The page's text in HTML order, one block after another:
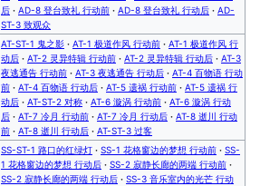
后 · AD-8 登台致礼 行动前 · AD-8 登台致礼 行动后 · AD-
ST-3 致观众
AT-ST-1 鬼之影 · AT-1 极道作风 行动前 · AT-1 极道作风 行
动后 · AT-2 灵异特辑 行动前 · AT-2 灵异特辑 行动后 · AT-3
夜逃通告 行动前 · AT-3 夜逃通告 行动后 · AT-4 百物语 行动
前 · AT-4 百物语 行动后 · AT-5 遗祸 行动前 · AT-5 遗祸 行
动后 · AT-ST-2 对称 · AT-6 漩涡 行动前 · AT-6 漩涡 行动
后 · AT-7 冷月 行动前 · AT-7 冷月 行动后 · AT-8 逝川 行动
前 · AT-8 逝川 行动后 · AT-ST-3 过客
SS-ST-1 路口的红绿灯 · SS-1 花格窗边的梦想 行动前 · SS-
1 花格窗边的梦想 行动后 · SS-2 寂静长廊的两端 行动前 ·
SS-2 寂静长廊的两端 行动后 · SS-3 音乐室内的光芒 行动